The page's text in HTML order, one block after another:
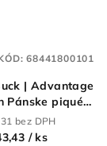
| Advantage
Pánske piqué
bez DPH
/ ks
68441800101